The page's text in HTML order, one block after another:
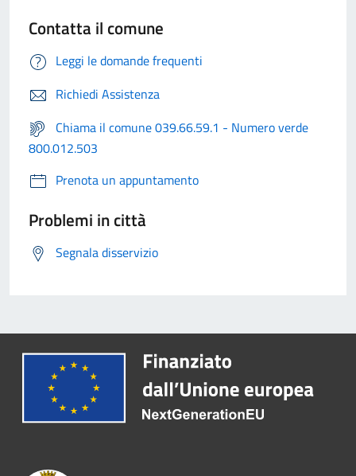
Contatta il comune
Leggi le domande frequenti
Richiedi Assistenza
Chiama il comune 039.66.59.1 - Numero verde
800.012.503
Prenota un appuntamento
Problemi in città
Segnala disservizio